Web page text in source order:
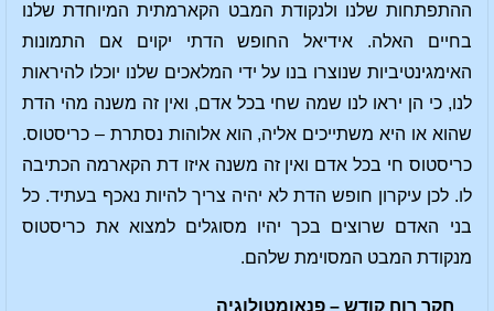
ההתפתחות שלנו ולנקודת המבט הקארמתית המיוחדת שלנו
בחיים האלה. אידיאל החופש הדתי יקוים אם התמונות
האימגינטיביות שנוצרו בנו על ידי המלאכים שלנו יוכלו להיראות
לנו, כי הן יראו לנו שמה שחי בכל אדם, ואין זה משנה מהי הדת
שהוא או היא משתייכים אליה, הוא אלוהות נסתרת – כריסטוס.
כריסטוס חי בכל אדם ואין זה משנה איזו דת הקארמה הכתיבה
לו. לכן עיקרון חופש הדת לא יהיה צריך להיות נאכף בעתיד. כל
בני האדם שרוצים בכך יהיו מסוגלים למצוא את כריסטוס
מנקודת המבט המסוימת שלהם.
חקר רוח קודש – פנאומטולוגיה